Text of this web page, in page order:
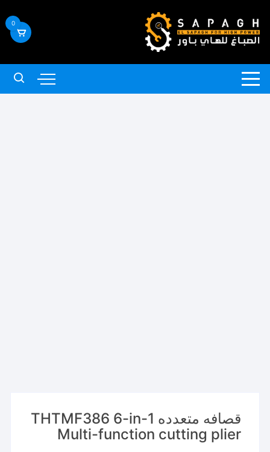
إلى
المحتوى
0
قصافه متعدده THTMF386 6-in-1
Multi-function cutting plier